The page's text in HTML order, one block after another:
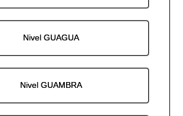
Nivel GUAGUA
Nivel GUAMBRA